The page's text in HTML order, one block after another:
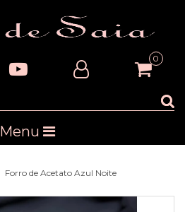
0
Menu
Forro de Acetato Azul Noite